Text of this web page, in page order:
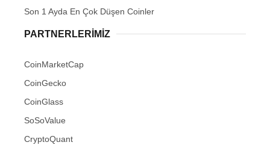
Son 1 Ayda En Çok Düşen Coinler
PARTNERLERIMIZ
CoinMarketCap
CoinGecko
CoinGlass
SoSoValue
CryptoQuant